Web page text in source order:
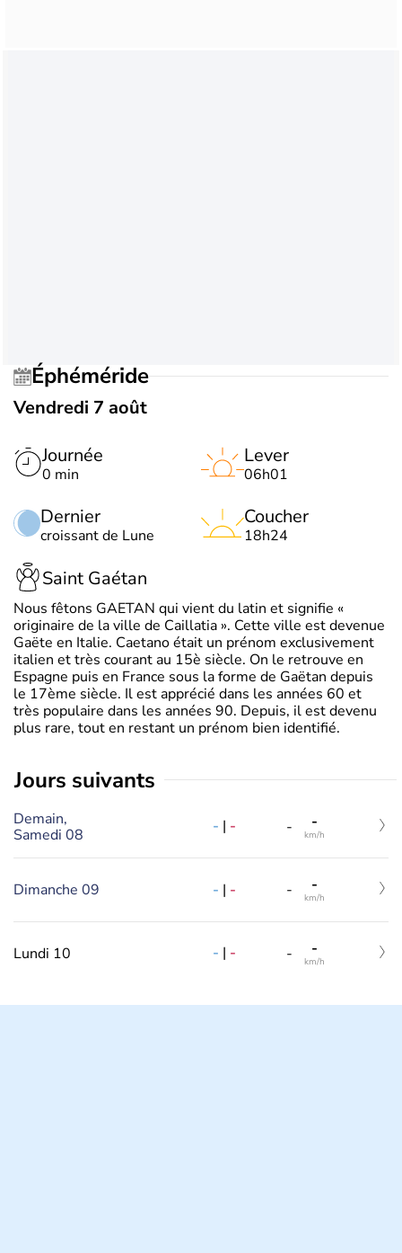
Éphéméride
Vendredi 7 août
Journée
0 min
Dernier
croissant de Lune
Lever
06h01
Coucher
18h24
Saint Gaétan
Nous fêtons GAETAN qui vient du latin et signifie «
originaire de la ville de Caillatia ». Cette ville est devenue
Gaëte en Italie. Caetano était un prénom exclusivement
italien et très courant au 15è siècle. On le retrouve en
Espagne puis en France sous la forme de Gaëtan depuis
le 17ème siècle. Il est apprécié dans les années 60 et
très populaire dans les années 90. Depuis, il est devenu
plus rare, tout en restant un prénom bien identifié.
jours suivants
Demain,
Samedi 08
- | - - -
km/h
Dimanche 09 - | - - -
km/h
Lundi 10 - | - - -
km/h